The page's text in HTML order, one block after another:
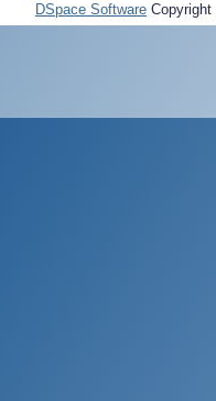
DSpace Software